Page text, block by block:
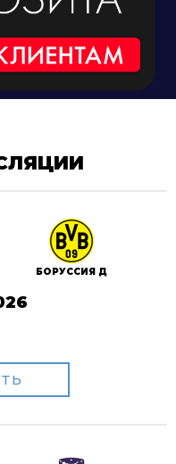
БОРУССИЯ Д